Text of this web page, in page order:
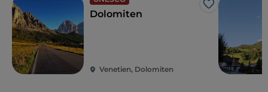
hängt.
Die Fahrt erfolgt einzeln und nicht zu zweit. Kinder
können ab 40 Kilogramm Körpergewicht
teilnehmen.
Like
Dolomiten
Venetien, Dolomiten